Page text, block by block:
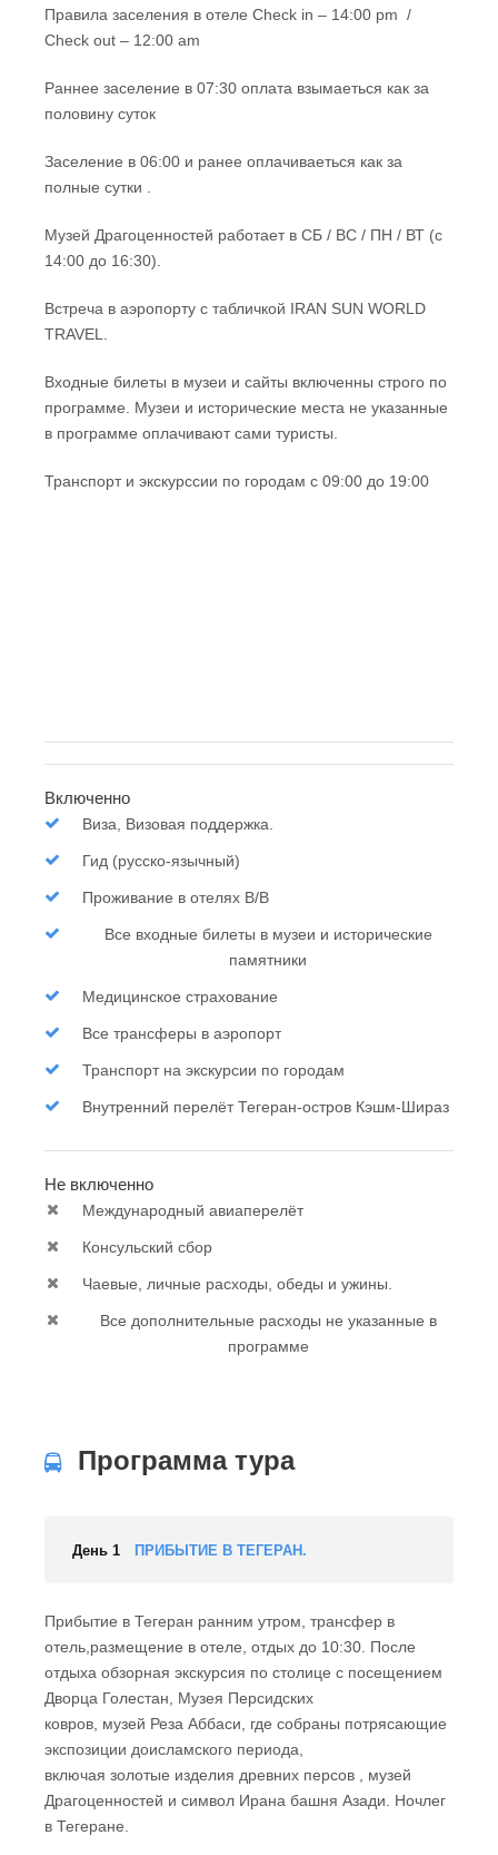
Правила заселения в отеле Check in – 14:00 pm /
Check out – 12:00 am
Раннее заселение в 07:30 оплата взымаеться как за
половину суток
Заселение в 06:00 и ранее оплачиваеться как за
полные сутки .
Музей Драгоценностей работает в СБ / ВС / ПН / ВТ (с
14:00 до 16:30).
Встреча в аэропорту с табличкой IRAN SUN WORLD
TRAVEL.
Входные билеты в музеи и сайты включенны строго по
программе. Музеи и исторические места не указанные
в программе оплачивают сами туристы.
Транспорт и экскурссии по городам с 09:00 до 19:00
Включенно
Виза, Визовая поддержка.
Гид (русско-язычный)
Проживание в отелях В/В
Все входные билеты в музеи и исторические
памятники
Медицинское страхование
Все трансферы в аэропорт
Транспорт на экскурсии по городам
Внутренний перелёт Тегеран-остров Кэшм-Шираз
Не включенно
Международный авиаперелёт
Консульский сбор
Чаевые, личные расходы, обеды и ужины.
Все дополнительные расходы не указанные в
программе
Программа тура
День 1 ПРИБЫТИЕ В ТЕГЕРАН.
Прибытие в Тегеран ранним утром, трансфер в
отель,размещение в отеле, отдых до 10:30. После
отдыха обзорная экскурсия по столице с посещением
Дворца Голестан, Музея Персидских
ковров, музей Реза Аббаси, где собраны потрясающие
экспозиции доисламского периода,
включая золотые изделия древних персов , музей
Драгоценностей и символ Ирана башня Азади. Ночлег
в Тегеране.